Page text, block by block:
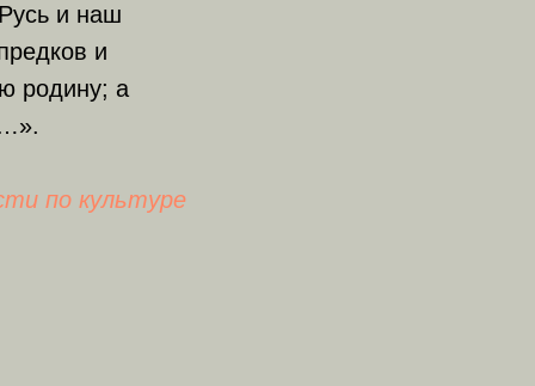
и наш
и
родину; а
по культуре